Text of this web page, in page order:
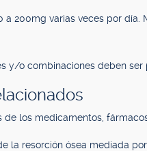
a 200mg varias veces por día.
y/o combinaciones deben
de los medicamentos,
la resorción ósea mediada